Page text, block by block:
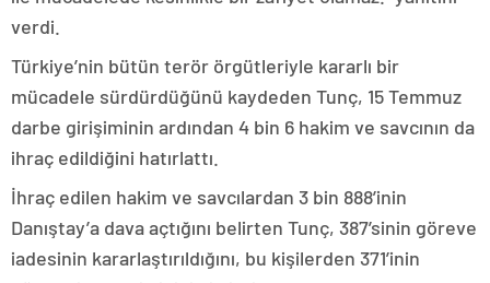
verdi.
Türkiye’nin bütün terör örgütleriyle kararlı bir
mücadele sürdürdüğünü kaydeden Tunç, 15 Temmuz
darbe girişiminin ardından 4 bin 6 hakim ve savcının da
ihraç edildiğini hatırlattı.
İhraç edilen hakim ve savcılardan 3 bin 888’inin
Danıştay’a dava açtığını belirten Tunç, 387’sinin göreve
iadesinin kararlaştırıldığını, bu kişilerden 371’inin